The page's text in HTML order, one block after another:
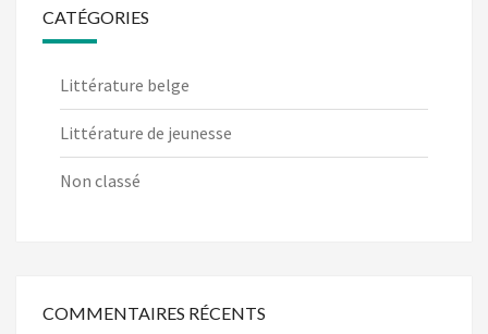
CATÉGORIES
Littérature belge
Littérature de jeunesse
Non classé
COMMENTAIRES RÉCENTS